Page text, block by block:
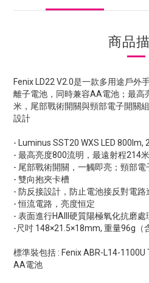
商品
Fenix LD22 V2.0是一款多用途戶外
離子電池，同時兼容AA電池；最
米，尾部戰術開關與頸部電子開關
設計
- Luminus SST20 WXS LED 800lm,
- 最高亮度800流明，最遠射程214米
- 尾部戰術開關，一觸即亮；頸部
- 雙向抱夾卡槽
- 防反接設計，防止電池接反對電路
- 恒流電路，亮度恒定
- 表面進行HAIII硬質陽極氧化抗磨處
-尺吋 148×21.5×18mm, 重量96g（
標準裝包括 : Fenix ABR-L14-
AA電池